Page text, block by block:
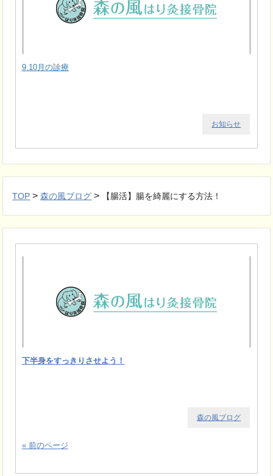
9.10月の診療
お知らせ
TOP >森の風ブログ > 【腸活】腸を綺麗にする方法！
下半身をすっきりさせよう！
森の風ブログ
« 前のページ